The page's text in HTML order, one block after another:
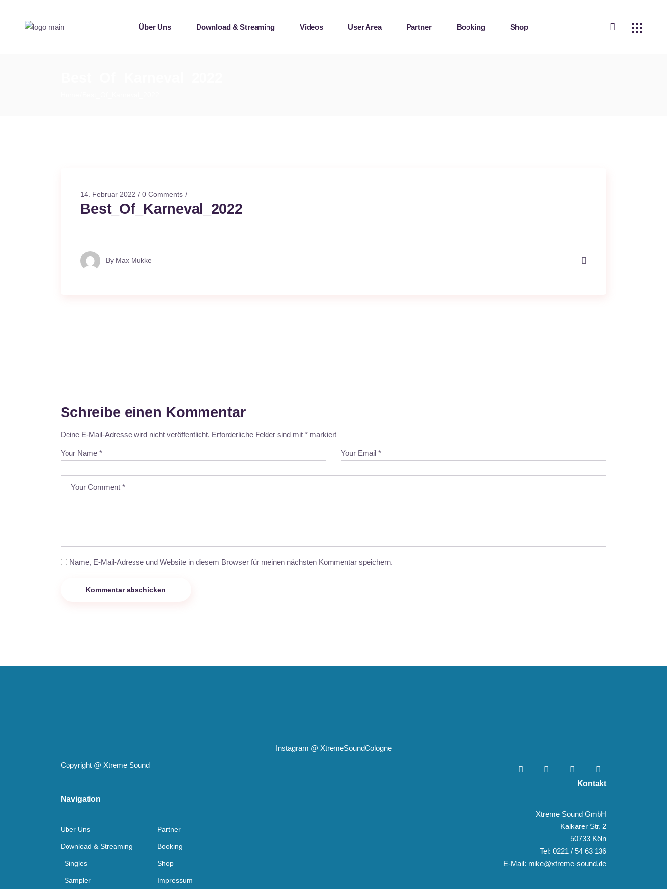
Über Uns Download & Streaming Videos User Area Partner Booking Shop
14. Februar 2022 0 Comments
Best_Of_Karneval_2022
By Max Mukke
Schreibe einen Kommentar
Deine E-Mail-Adresse wird nicht veröffentlicht. Erforderliche Felder sind mit * markiert
Name, E-Mail-Adresse und Website in diesem Browser für meinen nächsten Kommentar speichern.
Kommentar abschicken
Instagram @ XtremeSoundCologne
Copyright @ Xtreme Sound
Navigation
Über Uns
Download & Streaming
Singles
Sampler
Partner
Booking
Shop
Impressum
Kontakt
Xtreme Sound GmbH
Kalkarer Str. 2
50733 Köln
Tel: 0221 / 54 63 136
E-Mail: mike@xtreme-sound.de